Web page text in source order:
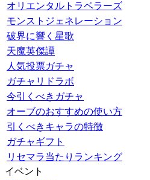
オリエンタルトラベラーズ
モンストジェネレーション
破界に響く星歌
天魔英傑譚
人気投票ガチャ
ガチャリドラボ
今引くべきガチャ
オーブのおすすめの使い方
引くべきキャラの特徴
ガチャギフト
リセマラ当たりランキング
イベント